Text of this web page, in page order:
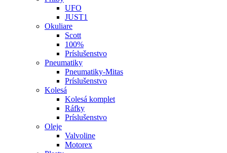
UFO
JUST1
Okuliare
Scott
100%
Príslušenstvo
Pneumatiky
Pneumatiky-Mitas
Príslušenstvo
Kolesá
Kolesá komplet
Ráfky
Príslušenstvo
Oleje
Valvoline
Motorex